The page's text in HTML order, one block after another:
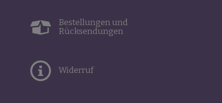
Bestellungen und
Rücksendungen
Widerruf